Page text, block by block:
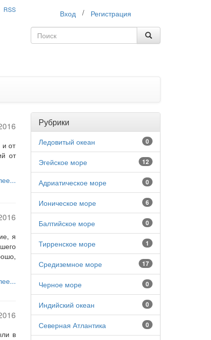
RSS Вход / Регистрация
от
от
я
в
Рубрики
0
Ледовитый океан
12
Эгейское море
0
Адриатическое море
6
Ионическое море
0
Балтийское море
1
Тирренское море
17
Средиземное море
0
Черное море
0
Индийский океан
0
Северная Атлантика